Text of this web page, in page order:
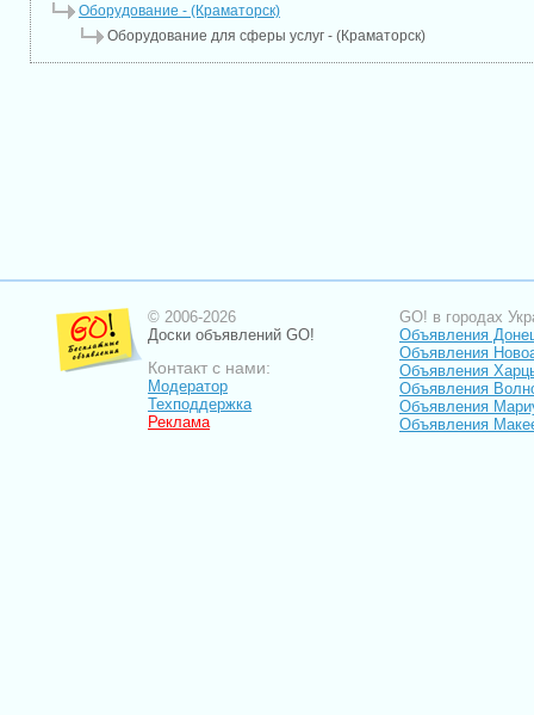
Оборудование - (Краматорск)
Оборудование для сферы услуг - (Краматорск)
© 2006-2026
Доски объявлений GO!
Контакт с нами:
Модератор
Техподдержка
Реклама
GO! в городах
Объявления
Объявления
Объявления
Объявления
Объявления
Объявления